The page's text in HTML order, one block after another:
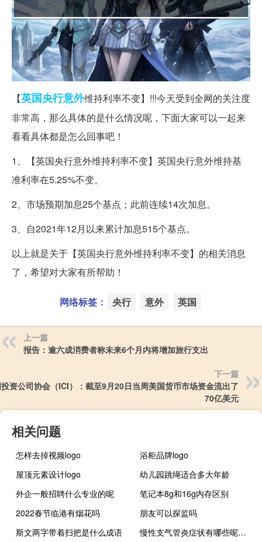
【英国央行意外维持利率不变】!!!今天受到全网的关注度
非常高，那么具体的是什么情况呢，下面大家可以一起来
看看具体都是怎么回事吧！
1、【英国央行意外维持利率不变】英国央行意外维持基
准利率在5.25%不变。
2、市场预期加息25个基点；此前连续14次加息。
3、自2021年12月以来累计加息515个基点。
以上就是关于【英国央行意外维持利率不变】的相关消息
了，希望对大家有所帮助！
网络标签： 央行 意外 英国
上一篇
报告：逾六成消费者称未来6个月内将增加旅行支出
下一篇
资公司协会（ICI）：截至9月20日当周美国货币市场资金流出了
70亿美元
相关问题
怎样去掉视频logo
浴柜品牌logo
屋顶元素设计logo
幼儿园跳绳适合多大年龄
外企一般招聘什么专业的呢
笔记本8g和16g内存区别
2022春节临港有烟花吗
朋友可以探监吗
斯文两字带着扫把是什么成语
慢性支气管炎症状有哪些呢（慢性支气管炎症状）